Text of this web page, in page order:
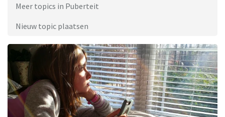
Meer topics in Puberteit
Nieuw topic plaatsen